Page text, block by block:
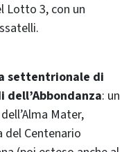
Lotto 3, con un
settentrionale di
dell’Abbondanza: un
Mater,
del Centenario